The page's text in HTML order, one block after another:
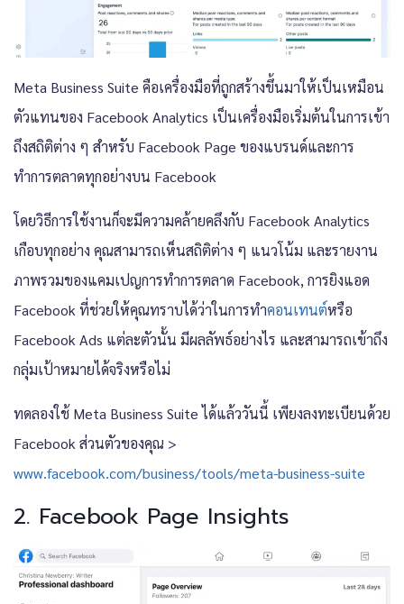
Meta Business Suite คือเครื่องมือที่ถูกสร้างขึ้นมาให้เป็นเหมือน
ตัวแทนของ Facebook Analytics เป็นเครื่องมือเริ่มต้นในการเข้า
ถึงสถิติต่าง ๆ สำหรับ Facebook Page ของแบรนด์และการ
ทำการตลาดทุกอย่างบน Facebook
โดยวิธีการใช้งานก็จะมีความคล้ายคลึงกับ Facebook Analytics
เกือบทุกอย่าง คุณสามารถเห็นสถิติต่าง ๆ แนวโน้ม และรายงาน
ภาพรวมของแคมเปญการทำการตลาด Facebook, การยิงแอด
Facebook ที่ช่วยให้คุณทราบได้ว่าในการทำคอนเทนต์หรือ
Facebook Ads แต่ละตัวนั้น มีผลลัพธ์อย่างไร และสามารถเข้าถึง
กลุ่มเป้าหมายได้จริงหรือไม่
ทดลองใช้ Meta Business Suite ได้แล้ววันนี้ เพียงลงทะเบียนด้วย
Facebook ส่วนตัวของคุณ >
www.facebook.com/business/tools/meta-business-suite
2. Facebook Page Insights